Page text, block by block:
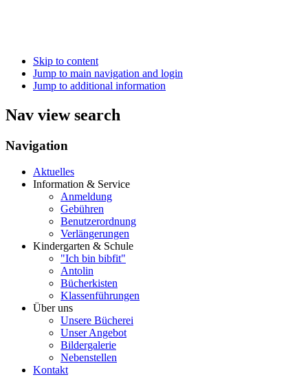
Skip to content
Jump to main navigation and login
Jump to additional information
Nav view search
Navigation
Aktuelles
Information & Service
Anmeldung
Gebühren
Benutzerordnung
Verlängerungen
Kindergarten & Schule
"Ich bin bibfit"
Antolin
Bücherkisten
Klassenführungen
Über uns
Unsere Bücherei
Unser Angebot
Bildergalerie
Nebenstellen
Kontakt